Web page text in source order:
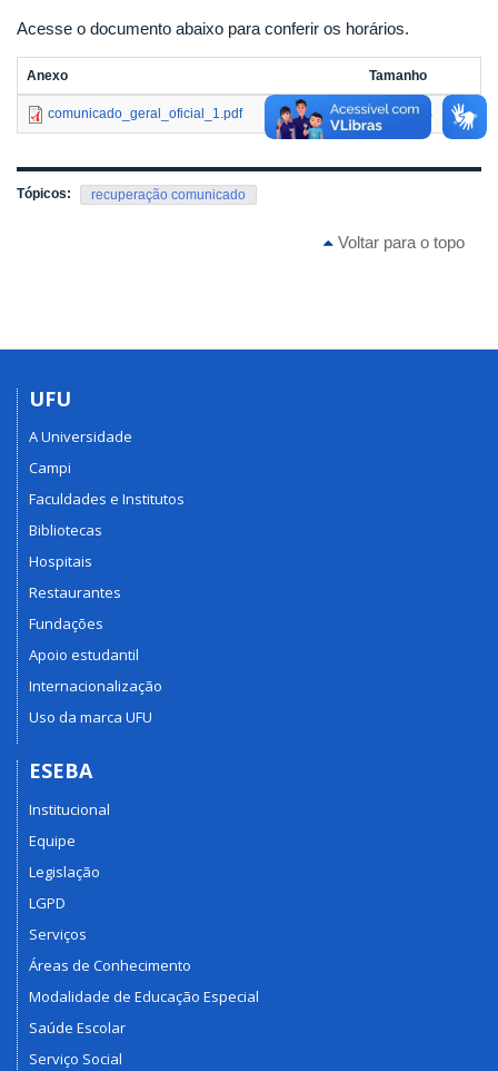
Acesse o documento abaixo para conferir os horários.
Anexo Tamanho
comunicado_geral_oficial_1.pdf 296.83 KB
Tópicos: recuperação comunicado
Voltar para o topo
UFU
A Universidade
Campi
Faculdades e Institutos
Bibliotecas
Hospitais
Restaurantes
Fundações
Apoio estudantil
Internacionalização
Uso da marca UFU
ESEBA
Institucional
Equipe
Legislação
LGPD
Serviços
Áreas de Conhecimento
Modalidade de Educação Especial
Saúde Escolar
Serviço Social